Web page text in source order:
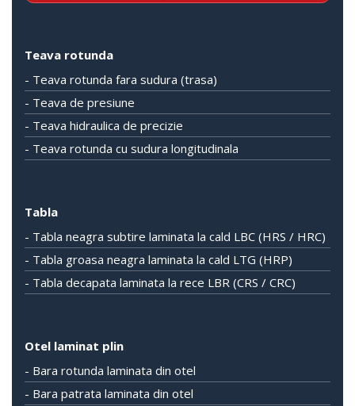
Teava rotunda
- Teava rotunda fara sudura (trasa)
- Teava de presiune
- Teava hidraulica de precizie
- Teava rotunda cu sudura longitudinala
Tabla
- Tabla neagra subtire laminata la cald LBC (HRS / HRC)
- Tabla groasa neagra laminata la cald LTG (HRP)
- Tabla decapata laminata la rece LBR (CRS / CRC)
Otel laminat plin
- Bara rotunda laminata din otel
- Bara patrata laminata din otel